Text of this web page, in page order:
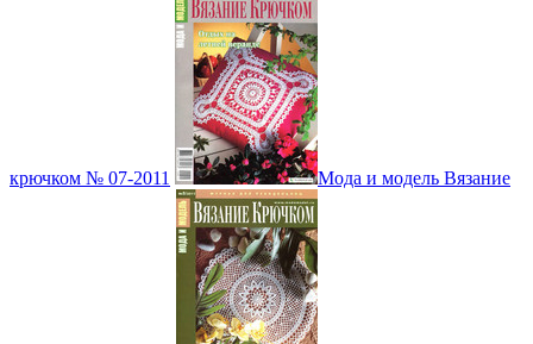
крючком № 07-2011 Мода и модель Вязание